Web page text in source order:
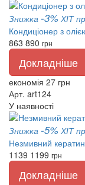
Знижка -3% ХІТ
Кондиціонер з
863 890 грн
Докладніше
економія 27 грн
Арт. art124
У наявності
Знижка -5% ХІТ
Незмивний
1139 1199 грн
Докладніше